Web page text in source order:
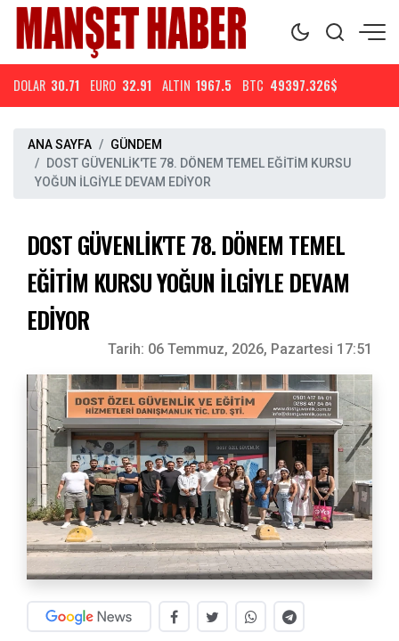
DOLAR 30.71 EURO 32.91 ALTIN 1967.5 BTC 49397.326$
ANA SAYFA
GÜNDEM
DOST GÜVENLİK'TE 78. DÖNEM TEMEL EĞİTİM KURSU
YOĞUN İLGİYLE DEVAM EDİYOR
DOST GÜVENLİK'TE 78. DÖNEM TEMEL
EĞİTİM KURSU YOĞUN İLGİYLE DEVAM
EDİYOR
Tarih: 06 Temmuz, 2026, Pazartesi 17:51